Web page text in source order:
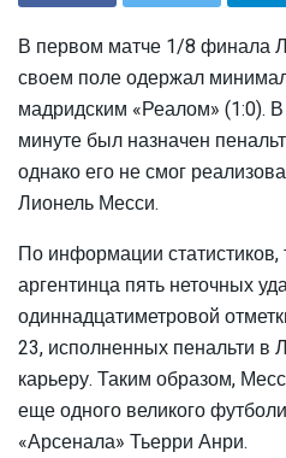
В первом матче 1/8 финала
своем поле одержал
мадридским «Реалом» (1:0).
минуте был назначен
однако его не смог
Лионель Месси.
По информации статистиков,
аргентинца пять неточных
одиннадцатиметровой
23, исполненных пенальти в
карьеру. Таким образом,
еще одного великого
«Арсенала» Тьерри Анри.